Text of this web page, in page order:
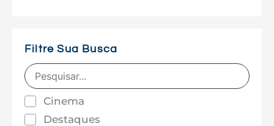
Filtre Sua Busca
Cinema
Destaques